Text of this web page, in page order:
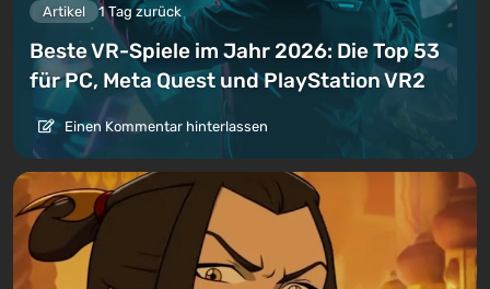
Artikel 1 Tag zurück
Beste VR-Spiele im Jahr 2026: Die Top 53
für PC, Meta Quest und PlayStation VR2
Einen Kommentar hinterlassen